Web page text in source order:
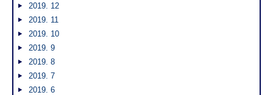
2019. 12
2019. 11
2019. 10
2019. 9
2019. 8
2019. 7
2019. 6